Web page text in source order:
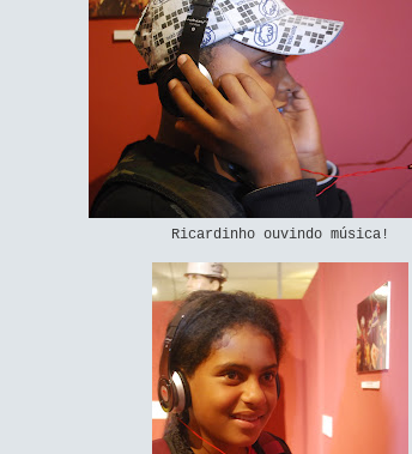
Ricardinho ouvindo música!